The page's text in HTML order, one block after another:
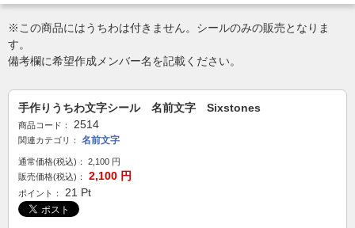
※この商品にはうちわは付きません。シールのみの販売となりま
す。
備考欄に希望作成メンバー名を記載ください。
手作りうちわ文字シール 名前文字 Sixstones
商品コード： 2514
関連カテゴリ： 名前文字
通常価格(税込)： 2,100 円
販売価格(税込)：
2,100 円
ポイント： 21 Pt